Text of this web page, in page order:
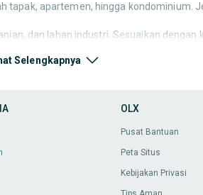
apartemen, hingga kondominium.
dan lahan industri. Sesuaikan
lengkap, lokasi strategis dekat
usaha Anda.
, seperti ruko, kantor,
usaha Anda.
Selengkapnya
OLX
Pusat Bantuan
Peta Situs
Kebijakan Privasi